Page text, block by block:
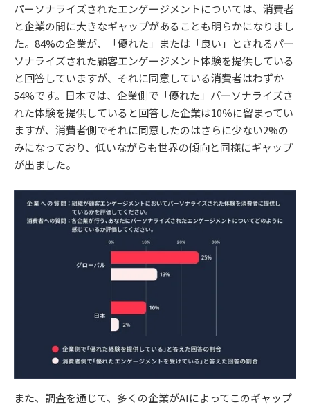
パーソナライズされたエンゲージメントについては、消費者
と企業の間に大きなギャップがあることも明らかになりまし
た。84%の企業が、「優れた」または「良い」とされるパー
ソナライズされた顧客エンゲージメント体験を提供している
と回答していますが、それに同意している消費者はわずか
54%です。日本では、企業側で「優れた」パーソナライズさ
れた体験を提供していると回答した企業は10％に留まってい
ますが、消費者側でそれに同意したのはさらに少ない2%の
みになっており、低いながらも世界の傾向と同様にギャップ
が出ました。
また、調査を通じて、多くの企業がAIによってこのギャップ